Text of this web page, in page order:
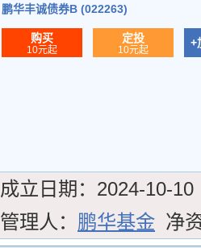
鹏华丰诚债券B (022263)
购买
10元起
定投
10元起
+
成立日期： 2024-10-10
管理人： 鹏华基金 净